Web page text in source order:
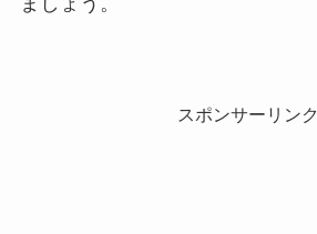
スポンサーリンク